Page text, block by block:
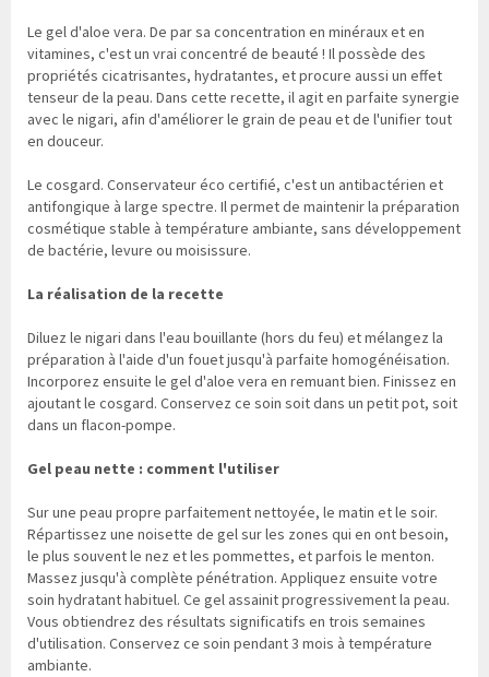
Le gel d'aloe vera. De par sa concentration en minéraux et en
vitamines, c'est un vrai concentré de beauté ! Il possède des
propriétés cicatrisantes, hydratantes, et procure aussi un effet
tenseur de la peau. Dans cette recette, il agit en parfaite synergie
avec le nigari, afin d'améliorer le grain de peau et de l'unifier tout
en douceur.
Le cosgard. Conservateur éco certifié, c'est un antibactérien et
antifongique à large spectre. Il permet de maintenir la préparation
cosmétique stable à température ambiante, sans développement
de bactérie, levure ou moisissure.
La réalisation de la recette
Diluez le nigari dans l'eau bouillante (hors du feu) et mélangez la
préparation à l'aide d'un fouet jusqu'à parfaite homogénéisation.
Incorporez ensuite le gel d'aloe vera en remuant bien. Finissez en
ajoutant le cosgard. Conservez ce soin soit dans un petit pot, soit
dans un flacon-pompe.
Gel peau nette : comment l'utiliser
Sur une peau propre parfaitement nettoyée, le matin et le soir.
Répartissez une noisette de gel sur les zones qui en ont besoin,
le plus souvent le nez et les pommettes, et parfois le menton.
Massez jusqu'à complète pénétration. Appliquez ensuite votre
soin hydratant habituel. Ce gel assainit progressivement la peau.
Vous obtiendrez des résultats significatifs en trois semaines
d'utilisation. Conservez ce soin pendant 3 mois à température
ambiante.